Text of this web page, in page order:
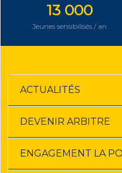
13 000
Jeunes sensibilisés / an
ACTUALITÉS
DEVENIR ARBITRE
ENGAGEMENT LA